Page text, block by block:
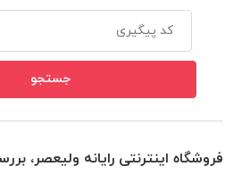
فروشگاه اینترنتی رایانه ولیعصر،